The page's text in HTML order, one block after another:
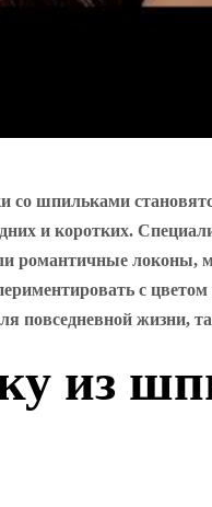
шпильками
и коротких.
романтичные локоны,
с
повседневной жизни,
из